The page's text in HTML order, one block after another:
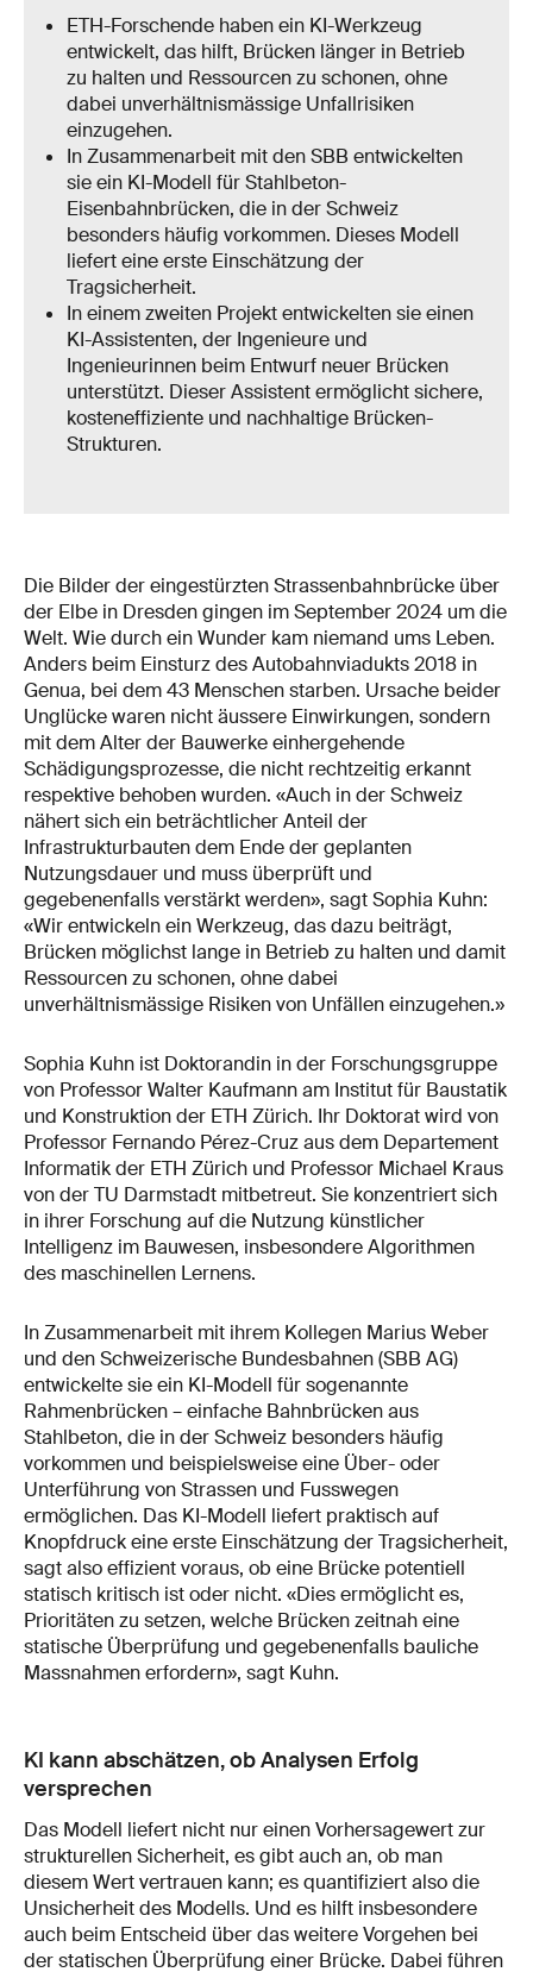
ETH-Forschende haben ein KI-Werkzeug
entwickelt, das hilft, Brücken länger in Betrieb
zu halten und Ressourcen zu schonen, ohne
dabei unverhältnismässige Unfallrisiken
einzugehen.
In Zusammenarbeit mit den SBB entwickelten
sie ein KI-Modell für Stahlbeton-
Eisenbahnbrücken, die in der Schweiz
besonders häufig vorkommen. Dieses Modell
liefert eine erste Einschätzung der
Tragsicherheit.
In einem zweiten Projekt entwickelten sie einen
KI-Assistenten, der Ingenieure und
Ingenieurinnen beim Entwurf neuer Brücken
unterstützt. Dieser Assistent ermöglicht sichere,
kosteneffiziente und nachhaltige Brücken-
Strukturen.
Die Bilder der eingestürzten Strassenbahnbrücke über
der Elbe in Dresden gingen im September 2024 um die
Welt. Wie durch ein Wunder kam niemand ums Leben.
Anders beim Einsturz des Autobahnviadukts 2018 in
Genua, bei dem 43 Menschen starben. Ursache beider
Unglücke waren nicht äussere Einwirkungen, sondern
mit dem Alter der Bauwerke einhergehende
Schädigungsprozesse, die nicht rechtzeitig erkannt
respektive behoben wurden. «Auch in der Schweiz
nähert sich ein beträchtlicher Anteil der
Infrastrukturbauten dem Ende der geplanten
Nutzungsdauer und muss überprüft und
gegebenenfalls verstärkt werden», sagt Sophia Kuhn:
«Wir entwickeln ein Werkzeug, das dazu beiträgt,
Brücken möglichst lange in Betrieb zu halten und damit
Ressourcen zu schonen, ohne dabei
unverhältnismässige Risiken von Unfällen einzugehen.»
Sophia Kuhn ist Doktorandin in der Forschungsgruppe
von Professor Walter Kaufmann am Institut für Baustatik
und Konstruktion der ETH Zürich. Ihr Doktorat wird von
Professor Fernando Pérez-Cruz aus dem Departement
Informatik der ETH Zürich und Professor Michael Kraus
von der TU Darmstadt mitbetreut. Sie konzentriert sich
in ihrer Forschung auf die Nutzung künstlicher
Intelligenz im Bauwesen, insbesondere Algorithmen
des maschinellen Lernens.
In Zusammenarbeit mit ihrem Kollegen Marius Weber
und den Schweizerische Bundesbahnen (SBB AG)
entwickelte sie ein KI-Modell für sogenannte
Rahmenbrücken – einfache Bahnbrücken aus
Stahlbeton, die in der Schweiz besonders häufig
vorkommen und beispielsweise eine Über- oder
Unterführung von Strassen und Fusswegen
ermöglichen. Das KI-Modell liefert praktisch auf
Knopfdruck eine erste Einschätzung der Tragsicherheit,
sagt also effizient voraus, ob eine Brücke potentiell
statisch kritisch ist oder nicht. «Dies ermöglicht es,
Prioritäten zu setzen, welche Brücken zeitnah eine
statische Überprüfung und gegebenenfalls bauliche
Massnahmen erfordern», sagt Kuhn.
KI kann abschätzen, ob Analysen Erfolg
versprechen
Das Modell liefert nicht nur einen Vorhersagewert zur
strukturellen Sicherheit, es gibt auch an, ob man
diesem Wert vertrauen kann; es quantifiziert also die
Unsicherheit des Modells. Und es hilft insbesondere
auch beim Entscheid über das weitere Vorgehen bei
der statischen Überprüfung einer Brücke. Dabei führen